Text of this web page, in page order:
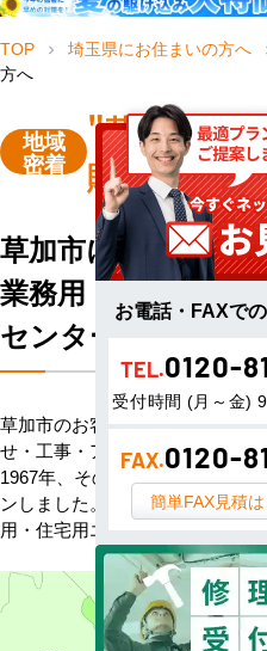
TOP chevron_right 埼玉県にお住まいの方へ
方へ
地域
密着
"草加市"ハ
販売・工事
草加市にお住まい
業務用・住宅用エ
センターACへよう
草加市のお客様へハウジングエ
せ・工事・アフターサービスま
1967年、その信頼を基に空調の
ンしました。以来、皆様にご信
用・住宅用エアコンのオンライ
お電話・FAXで
TEL.0120-
受付時間 (月～金)
FAX.0120-
簡単FAX見積